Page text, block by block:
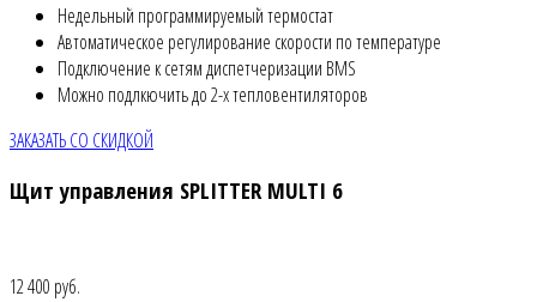
Недельный программируемый термостат
Автоматическое регулирование скорости по температуре
Подключение к сетям диспетчеризации BMS
Можно подлкючить до 2-х тепловентиляторов
ЗАКАЗАТЬ СО СКИДКОЙ
Щит управления SPLITTER MULTI 6
12 400 руб.